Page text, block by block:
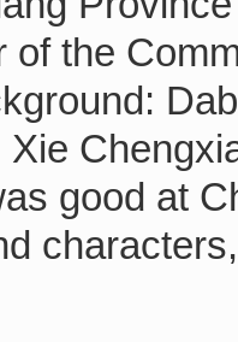
of the
good at